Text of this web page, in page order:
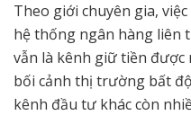
Theo giới chuyên gia,
hệ thống ngân hàng liên
vẫn là kênh giữ tiền
bối cảnh thị trường bất
kênh đầu tư khác còn